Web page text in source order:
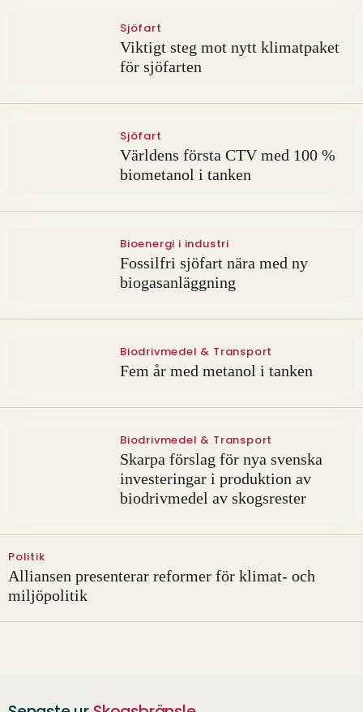
Sjöfart
Viktigt steg mot nytt klimatpaket
för sjöfarten
Sjöfart
Världens första CTV med 100 %
biometanol i tanken
Bioenergi i industri
Fossilfri sjöfart nära med ny
biogasanläggning
Biodrivmedel & Transport
Fem år med metanol i tanken
Biodrivmedel & Transport
Skarpa förslag för nya svenska
investeringar i produktion av
biodrivmedel av skogsrester
Politik
Alliansen presenterar reformer för klimat- och
miljöpolitik